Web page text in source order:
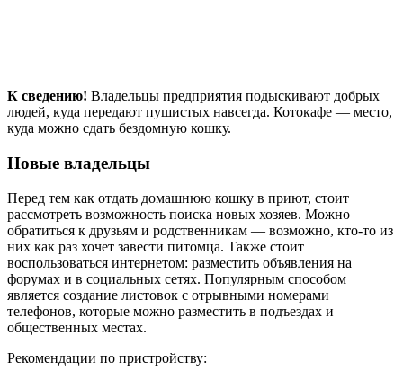
К сведению! Владельцы предприятия подыскивают добрых
людей, куда передают пушистых навсегда. Котокафе — место,
куда можно сдать бездомную кошку.
Новые владельцы
Перед тем как отдать домашнюю кошку в приют, стоит
рассмотреть возможность поиска новых хозяев. Можно
обратиться к друзьям и родственникам — возможно, кто-то из
них как раз хочет завести питомца. Также стоит
воспользоваться интернетом: разместить объявления на
форумах и в социальных сетях. Популярным способом
является создание листовок с отрывными номерами
телефонов, которые можно разместить в подъездах и
общественных местах.
Рекомендации по пристройству: